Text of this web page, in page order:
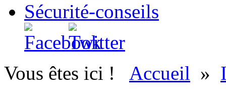
Sécurité-conseils
Vous êtes ici ! Accueil »